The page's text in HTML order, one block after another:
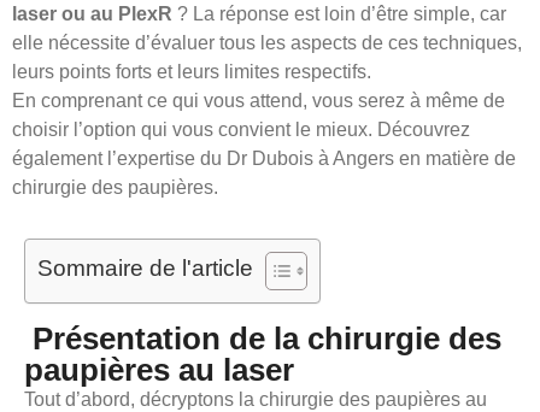
laser ou au PlexR ? La réponse est loin d’être simple, car
elle nécessite d’évaluer tous les aspects de ces techniques,
leurs points forts et leurs limites respectifs.
En comprenant ce qui vous attend, vous serez à même de
choisir l’option qui vous convient le mieux. Découvrez
également l’expertise du Dr Dubois à Angers en matière de
chirurgie des paupières.
Sommaire de l'article
Présentation de la chirurgie des
paupières au laser
Tout d’abord, décryptons la chirurgie des paupières au